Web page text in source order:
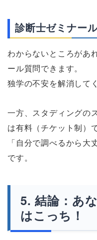
診断士ゼミナー
わからないところがあ
ール質問できます。
独学の不安を解消して
一方、スタディングの
は有料（チケット制）で
「自分で調べるから
です。
結論：あ
はこっち！